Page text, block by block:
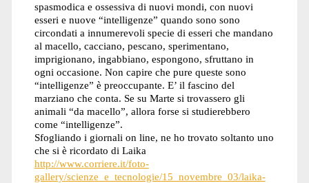
spasmodica e ossessiva di nuovi mondi, con nuovi
esseri e nuove “intelligenze” quando sono sono
circondati a innumerevoli specie di esseri che mandano
al macello, cacciano, pescano, sperimentano,
imprigionano, ingabbiano, espongono, sfruttano in
ogni occasione. Non capire che pure queste sono
“intelligenze” è preoccupante. E’ il fascino del
marziano che conta. Se su Marte si trovassero gli
animali “da macello”, allora forse si studierebbero
come “intelligenze”.
Sfogliando i giornali on line, ne ho trovato soltanto uno
che si è ricordato di Laika
http://www.corriere.it/foto-
gallery/scienze_e_tecnologie/15_novembre_03/laika-